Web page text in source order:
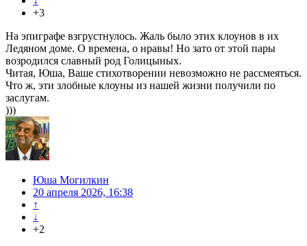
+3
На эпиграфе взгрустнулось. Жаль было этих клоунов в их
Ледяном доме. О времена, о нравы! Но зато от этой пары
возродился славный род Голицыных.
Читая, Юша, Ваше стихотворении невозможно не рассмеяться.
Что ж, эти злобные клоуны из нашей жизни получили по
заслугам.
)))
Юша Могилкин
20 апреля 2026, 16:38
↑
↓
+2